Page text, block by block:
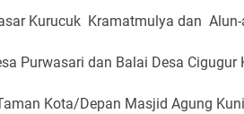
Kurucuk Kramatmulya dan
Purwasari dan Balai Desa Cigugur
Kota/Depan Masjid Agung